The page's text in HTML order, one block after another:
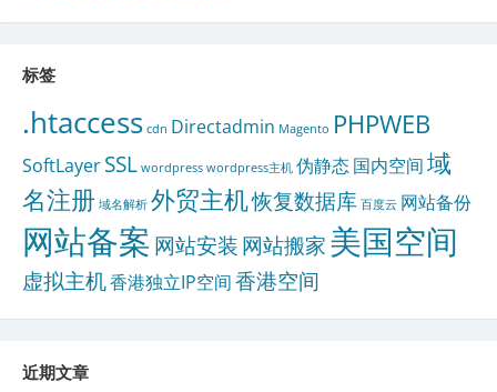
标签
.htaccess cdn Directadmin Magento PHPWEB
SoftLayerSSL wordpress wordpress主机 伪静态国内空间域
名注册 域名解析 外贸主机恢复数据库 百度云 网站备份
网站备案 网站安装网站搬家美国空间
虚拟主机香港独立IP空间香港空间
近期文章